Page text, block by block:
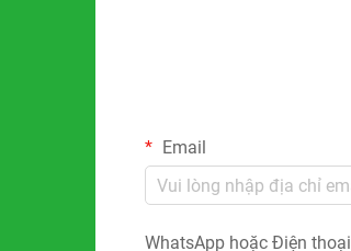
Email
WhatsApp hoặc Điện thoại